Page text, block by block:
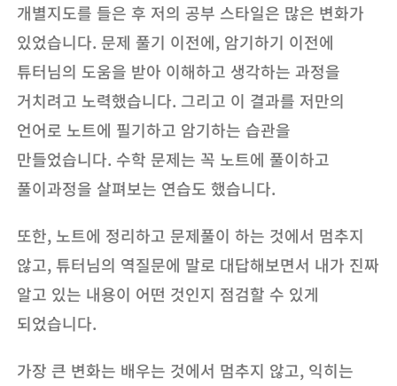
개별지도를 들은 후 저의 공부 스타일은 많은 변화가
있었습니다. 문제 풀기 이전에, 암기하기 이전에
튜터님의 도움을 받아 이해하고 생각하는 과정을
거치려고 노력했습니다. 그리고 이 결과를 저만의
언어로 노트에 필기하고 암기하는 습관을
만들었습니다. 수학 문제는 꼭 노트에 풀이하고
풀이과정을 살펴보는 연습도 했습니다.
또한, 노트에 정리하고 문제풀이 하는 것에서 멈추지
않고, 튜터님의 역질문에 말로 대답해보면서 내가 진짜
알고 있는 내용이 어떤 것인지 점검할 수 있게
되었습니다.
가장 큰 변화는 배우는 것에서 멈추지 않고, 익히는